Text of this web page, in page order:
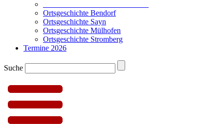
Ortsgeschichte Bendorf
Ortsgeschichte Sayn
Ortsgeschichte Mülhofen
Ortsgeschichte Stromberg
Termine 2026
Suche